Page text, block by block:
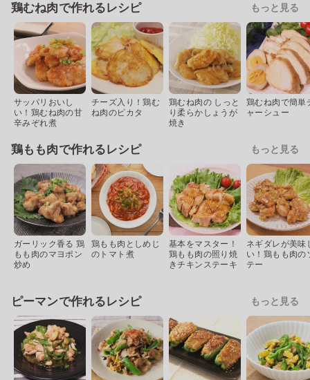
鶏むね肉で作れるレシピ もっと見る
サッパリおいし
い！鶏むね肉の甘
辛みぞれ煮
チーズ入り！鶏む
ね肉のピカタ
鶏むね肉の しっと
り柔らかしょうが
焼き
鶏むね肉で簡単
ャーシュー
鶏もも肉で作れるレシピ もっと見る
ガーリック香る 鶏
もも肉のマヨポン
炒め
鶏もも肉としめじ
のトマト煮
基本をマスター！
鶏もも肉の照り焼
きチキンステーキ
ネギダレが美味
い！鶏もも肉の
テー
ピーマンで作れるレシピ もっと見る